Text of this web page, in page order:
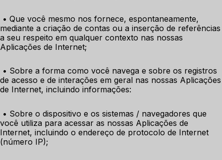
• Que você mesmo nos fornece, espontaneamente,
mediante a criação de contas ou a inserção de referências
a seu respeito em qualquer contexto nas nossas
Aplicações de Internet;
• Sobre a forma como você navega e sobre os registros
de acesso e de interações em geral nas nossas Aplicações
de Internet, incluindo informações:
• Sobre o dispositivo e os sistemas / navegadores que
você utiliza para acessar as nossas Aplicações de
Internet, incluindo o endereço de protocolo de Internet
(número IP);